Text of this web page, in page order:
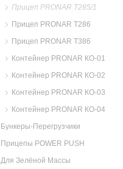
Прицеп PRONAR T285/1
Прицеп PRONAR Т286
Прицеп PRONAR T386
Контейнер PRONAR КО-01
Контейнер PRONAR КО-02
Контейнер PRONAR КО-03
Контейнер PRONAR КО-04
Бункеры-Перегрузчики
Прицепы POWER PUSH
Для Зелёной Массы